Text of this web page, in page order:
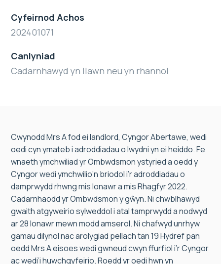
Cyfeirnod Achos
202401071
Canlyniad
Cadarnhawyd yn llawn neu yn rhannol
Cwynodd Mrs A fod ei landlord, Cyngor Abertawe, wedi
oedi cyn ymateb i adroddiadau o lwydni yn ei heiddo. Fe
wnaeth ymchwiliad yr Ombwdsmon ystyried a oedd y
Cyngor wedi ymchwilio’n briodol i’r adroddiadau o
damprwydd rhwng mis Ionawr a mis Rhagfyr 2022.
Cadarnhaodd yr Ombwdsmon y gŵyn. Ni chwblhawyd
gwaith atgyweirio sylweddol i atal tamprwydd a nodwyd
ar 28 Ionawr mewn modd amserol. Ni chafwyd unrhyw
gamau dilynol nac arolygiad pellach tan 19 Hydref pan
oedd Mrs A eisoes wedi gwneud cwyn ffurfiol i’r Cyngor
ac wedi’i huwchgyfeirio. Roedd yr oedi hwn yn